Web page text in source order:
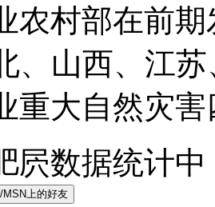
农村部在前
、山西、江
重大自然灾
屄数据统计中